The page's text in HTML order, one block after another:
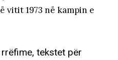
1973 në kampin e
tekstet për